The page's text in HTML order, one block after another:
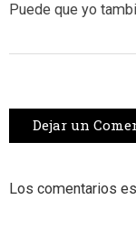
Puede que yo
Dejar un
Los comentarios